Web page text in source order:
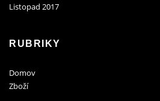
Listopad 2017
RUBRIKY
Domov
Zboží